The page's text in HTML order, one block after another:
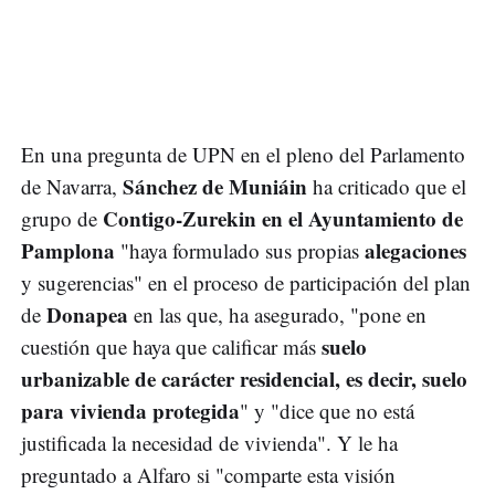
En una pregunta de UPN en el pleno del Parlamento
de Navarra, Sánchez de Muniáin ha criticado que el
grupo de Contigo-Zurekin en el Ayuntamiento de
Pamplona "haya formulado sus propias alegaciones
y sugerencias" en el proceso de participación del plan
de Donapea en las que, ha asegurado, "pone en
cuestión que haya que calificar más suelo
urbanizable de carácter residencial, es decir, suelo
para vivienda protegida" y "dice que no está
justificada la necesidad de vivienda". Y le ha
preguntado a Alfaro si "comparte esta visión